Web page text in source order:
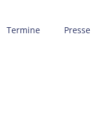
Termine Presse